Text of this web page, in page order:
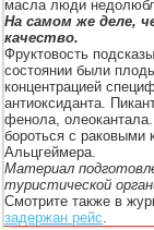
масла люди
На самом же деле,
качество.
Фруктовость
состоянии были
концентрацией
антиоксиданта.
фенола,
бороться с раковыми
Альцгеймера.
Материал
туристической
Смотрите также в
задержан рейс.